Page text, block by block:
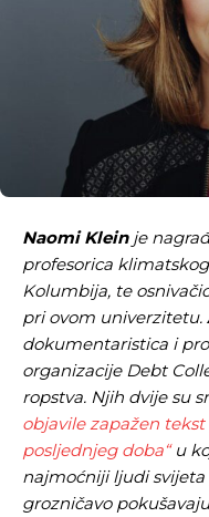
Naomi Kleinje
profesorica
Kolumbija, te
pri ovom univerzitetu.
dokumentaristica i
organizacije Debt
ropstva. Njih dvije su
objavile zapažen
posljednjeg doba“u
najmoćniji ljudi
grozničavo